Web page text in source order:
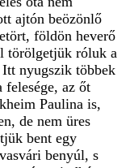
ajtón beözönlő
földön heverő
törölgetjük róluk a
nyugszik többek
az őt
Paulina is,
de nem üres
bent egy
benyúl, s